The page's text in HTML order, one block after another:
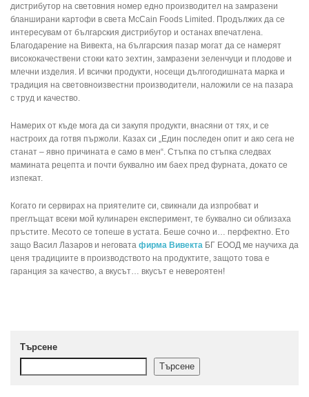
дистрибутор на световния номер едно производител на замразени
бланширани картофи в света McCain Foods Limited. Продължих да се
интересувам от българския дистрибутор и останах впечатлена.
Благодарение на Вивекта, на българския пазар могат да се намерят
висококачествени стоки като зехтин, замразени зеленчуци и плодове и
млечни изделия. И всички продукти, носещи дългогодишната марка и
традиция на световноизвестни производители, наложили се на пазара
с труд и качество.
Намерих от къде мога да си закупя продукти, внасяни от тях, и се
настроих да готвя пържоли. Казах си „Един последен опит и ако сега не
станат – явно причината е само в мен“. Стъпка по стъпка следвах
мамината рецепта и почти буквално им баех пред фурната, докато се
изпекат.
Когато ги сервирах на приятелите си, свикнали да изпробват и
преглъщат всеки мой кулинарен експеримент, те буквално си облизаха
пръстите. Месото се топеше в устата. Беше сочно и… перфектно. Ето
защо Васил Лазаров и неговата фирма Вивекта БГ ЕООД ме научиха да
ценя традициите в производството на продуктите, защото това е
гаранция за качество, а вкусът… вкусът е невероятен!
Търсене
Търсене